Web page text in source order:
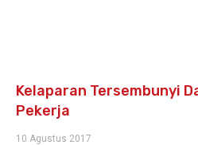
Kelaparan Tersembunyi
Pekerja
10 Agustus 2017